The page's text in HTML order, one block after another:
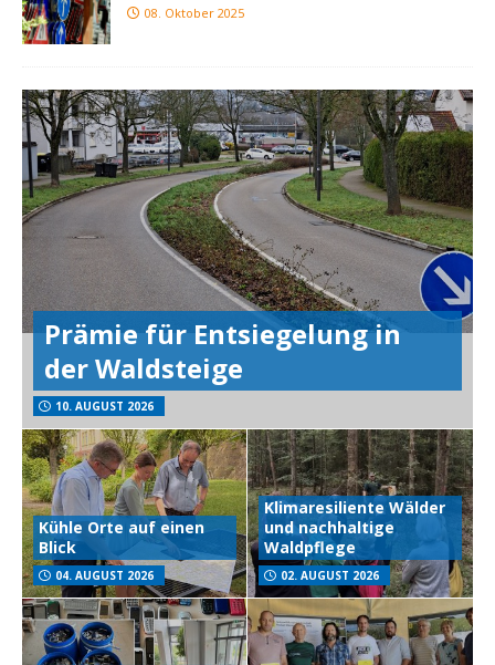
08. Oktober 2025
Prämie für Entsiegelung in
der Waldsteige
10. AUGUST 2026
Kühle Orte auf einen
Blick
04. AUGUST 2026
Klimaresiliente Wälder
und nachhaltige
Waldpflege
02. AUGUST 2026